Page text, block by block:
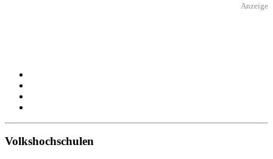
Anzeige
Volkshochschulen